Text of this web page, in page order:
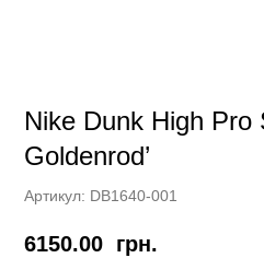
Nike Dunk High Pro
Goldenrod’
Артикул: DB1640-001
6150.00 грн.